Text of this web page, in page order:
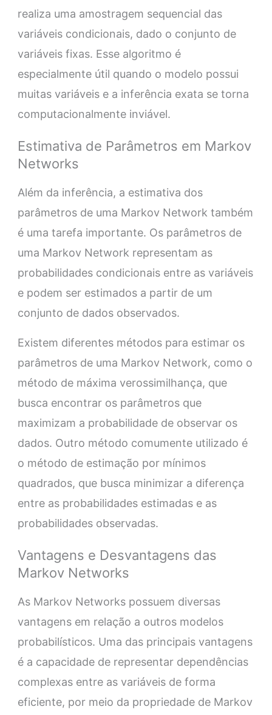
realiza uma amostragem sequencial das
variáveis condicionais, dado o conjunto de
variáveis fixas. Esse algoritmo é
especialmente útil quando o modelo possui
muitas variáveis e a inferência exata se torna
computacionalmente inviável.
Estimativa de Parâmetros em Markov
Networks
Além da inferência, a estimativa dos
parâmetros de uma Markov Network também
é uma tarefa importante. Os parâmetros de
uma Markov Network representam as
probabilidades condicionais entre as variáveis
e podem ser estimados a partir de um
conjunto de dados observados.
Existem diferentes métodos para estimar os
parâmetros de uma Markov Network, como o
método de máxima verossimilhança, que
busca encontrar os parâmetros que
maximizam a probabilidade de observar os
dados. Outro método comumente utilizado é
o método de estimação por mínimos
quadrados, que busca minimizar a diferença
entre as probabilidades estimadas e as
probabilidades observadas.
Vantagens e Desvantagens das
Markov Networks
As Markov Networks possuem diversas
vantagens em relação a outros modelos
probabilísticos. Uma das principais vantagens
é a capacidade de representar dependências
complexas entre as variáveis de forma
eficiente, por meio da propriedade de Markov